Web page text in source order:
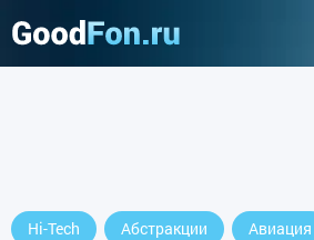
Hi-Tech Абстракции Авиация